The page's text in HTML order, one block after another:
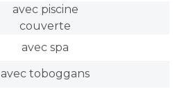
avec piscine
couverte
avec spa
avec toboggans